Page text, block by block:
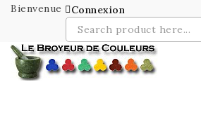
Bienvenue Connexion